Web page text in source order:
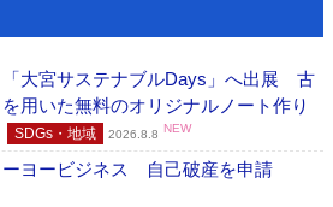
大宮サステナブルDays」へ出展 古
用いた無料のオリジナルノート作り
SDGs・地域 2026.8.8 NEW
ヨービジネス 自己破産を申請